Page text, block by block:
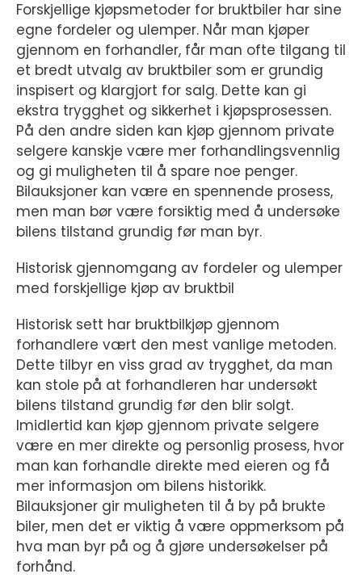
Forskjellige kjøpsmetoder for bruktbiler har sine
egne fordeler og ulemper. Når man kjøper
gjennom en forhandler, får man ofte tilgang til
et bredt utvalg av bruktbiler som er grundig
inspisert og klargjort for salg. Dette kan gi
ekstra trygghet og sikkerhet i kjøpsprosessen.
På den andre siden kan kjøp gjennom private
selgere kanskje være mer forhandlingsvennlig
og gi muligheten til å spare noe penger.
Bilauksjoner kan være en spennende prosess,
men man bør være forsiktig med å undersøke
bilens tilstand grundig før man byr.
Historisk gjennomgang av fordeler og ulemper
med forskjellige kjøp av bruktbil
Historisk sett har bruktbilkjøp gjennom
forhandlere vært den mest vanlige metoden.
Dette tilbyr en viss grad av trygghet, da man
kan stole på at forhandleren har undersøkt
bilens tilstand grundig før den blir solgt.
Imidlertid kan kjøp gjennom private selgere
være en mer direkte og personlig prosess, hvor
man kan forhandle direkte med eieren og få
mer informasjon om bilens historikk.
Bilauksjoner gir muligheten til å by på brukte
biler, men det er viktig å være oppmerksom på
hva man byr på og å gjøre undersøkelser på
forhånd.